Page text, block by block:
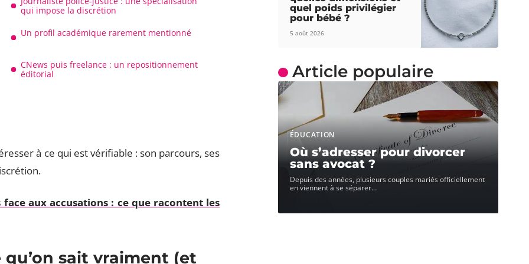
qui impose la discrétion
Un profil académique rarement mentionné
CNews puis freelance : un repositionnement
éditorial
à ce qui est vérifiable : son parcours, ses
aux accusations : ce que racontent les
sait vraiment (et
quel poids privilégier
pour bébé ?
5 août 2026
Article populaire
ÉDUCATION
Où s’adresser pour divorcer
sans avocat ?
Depuis des années, plusieurs couples mariés officiellement
en viennent à se séparer…